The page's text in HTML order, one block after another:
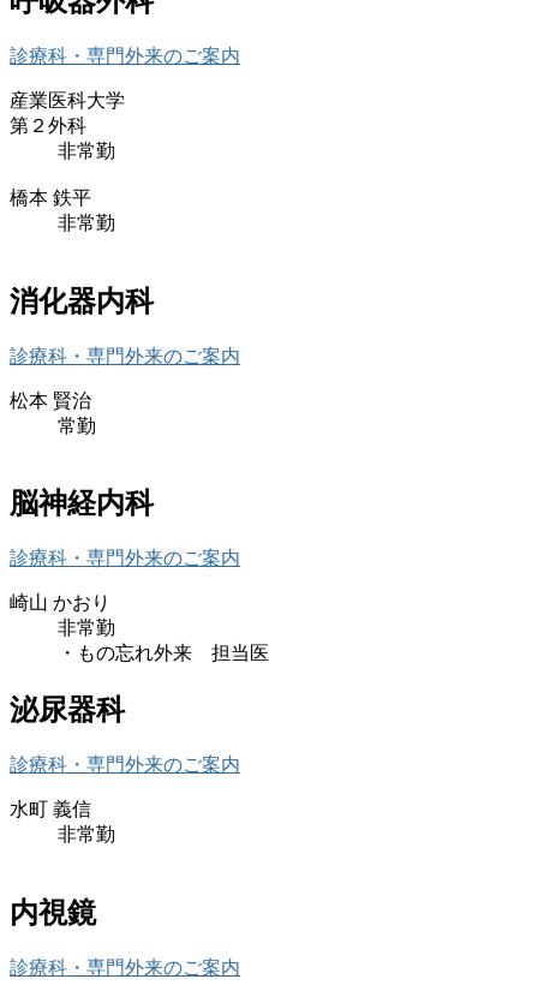
診療科・専門外来のご案内
産業医科大学
第２外科
非常勤
橋本 鉄平
非常勤
消化器内科
診療科・専門外来のご案内
松本 賢治
常勤
脳神経内科
診療科・専門外来のご案内
崎山 かおり
非常勤
・もの忘れ外来 担当医
泌尿器科
診療科・専門外来のご案内
水町 義信
非常勤
内視鏡
診療科・専門外来のご案内